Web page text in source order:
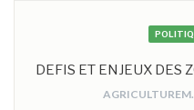
DEFIS ET ENJEUX DES